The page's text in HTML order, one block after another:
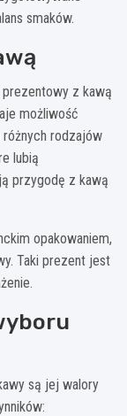
smaków.
z kawą
możliwość
różnych rodzajów
lubią
przygodę z kawą
opakowaniem,
Taki prezent jest
są jej walory